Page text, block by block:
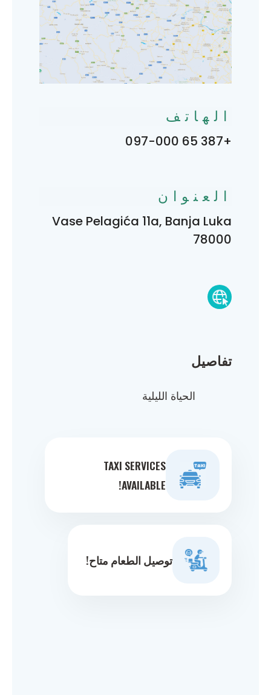
تفاصيل
الحياة الليلية
TAXI SERVICES
AVAILABLE!
توصيل الطعام متاح!
الهاتف
+387 65 097-000
العنوان
Vase Pelagića 11a, Banja Luka
78000